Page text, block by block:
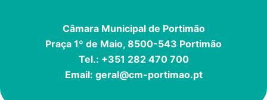
Câmara Municipal de Portimão
Praça 1º de Maio, 8500-543 Portimão
Tel.: +351 282 470 700
Email: geral@cm-portimao.pt